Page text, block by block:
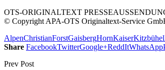
OTS-ORIGINALTEXT
© Copyright APA-OTS Originaltext-Service
AlpenChristianForstGaisbergHornKaiserKitzbühel
Share FacebookTwitterGoogle+ReddItWhatsApp
Prev Post